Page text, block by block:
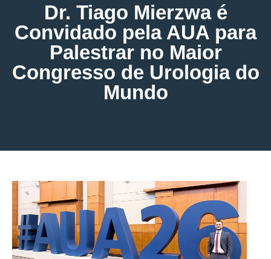
Dr. Tiago Mierzwa é
Convidado pela AUA para
Palestrar no Maior
Congresso de Urologia do
Mundo